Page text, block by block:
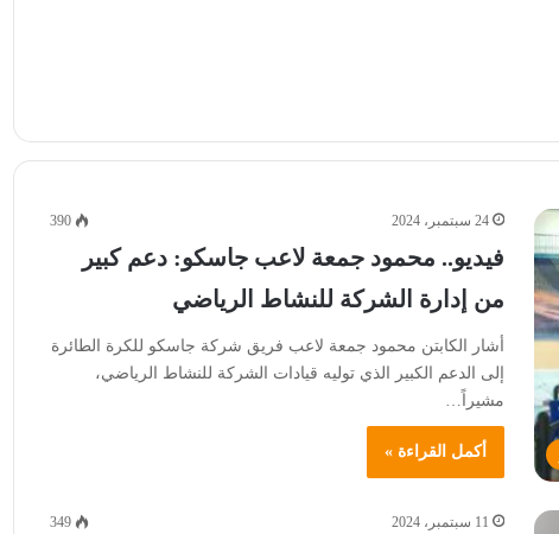
24 سبتمبر، 2024 390
فيديو.. محمود جمعة لاعب جاسكو: دعم كبير
من إدارة الشركة للنشاط الرياضي
أشار الكابتن محمود جمعة لاعب فريق شركة جاسكو للكرة الطائرة
إلى الدعم الكبير الذي توليه قيادات الشركة للنشاط الرياضي،
مشيراً…
أكمل القراءة »
11 سبتمبر، 2024 349